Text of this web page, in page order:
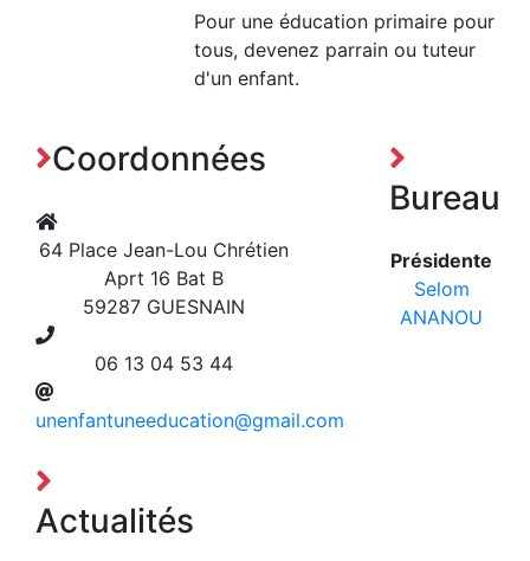
Pour une éducation primaire pour
tous, devenez parrain ou tuteur
d'un enfant.
Coordonnées
64 Place Jean-Lou Chrétien
Aprt 16 Bat B
59287 GUESNAIN
06 13 04 53 44
unenfantuneeducation@gmail.com
Actualités
Bureau
Présidente
Selom
ANANOU